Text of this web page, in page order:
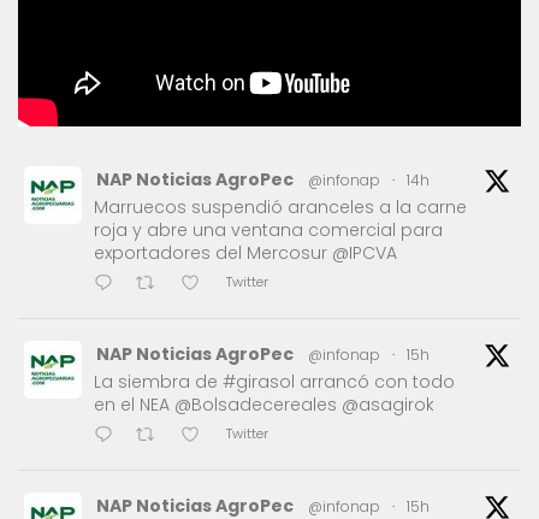
NAP Noticias AgroPec @infonap · 14h
Marruecos suspendió aranceles a la carne
roja y abre una ventana comercial para
exportadores del Mercosur @IPCVA
Twitter
NAP Noticias AgroPec @infonap · 15h
La siembra de #girasol arrancó con todo
en el NEA @Bolsadecereales @asagirok
Twitter
NAP Noticias AgroPec @infonap · 15h